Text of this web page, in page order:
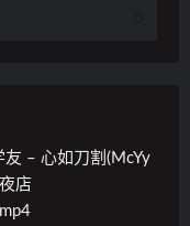
友 – 心如刀割(McYy
店